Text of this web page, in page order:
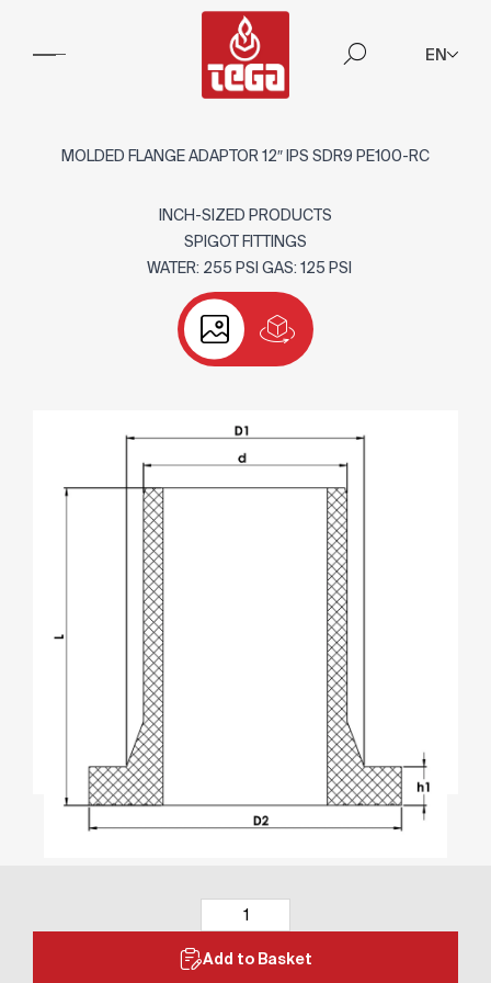
EN
MOLDED FLANGE ADAPTOR 12″ IPS SDR9 PE100-RC
INCH-SIZED PRODUCTS
SPIGOT FITTINGS
WATER: 255 PSI GAS: 125 PSI
Add to Basket